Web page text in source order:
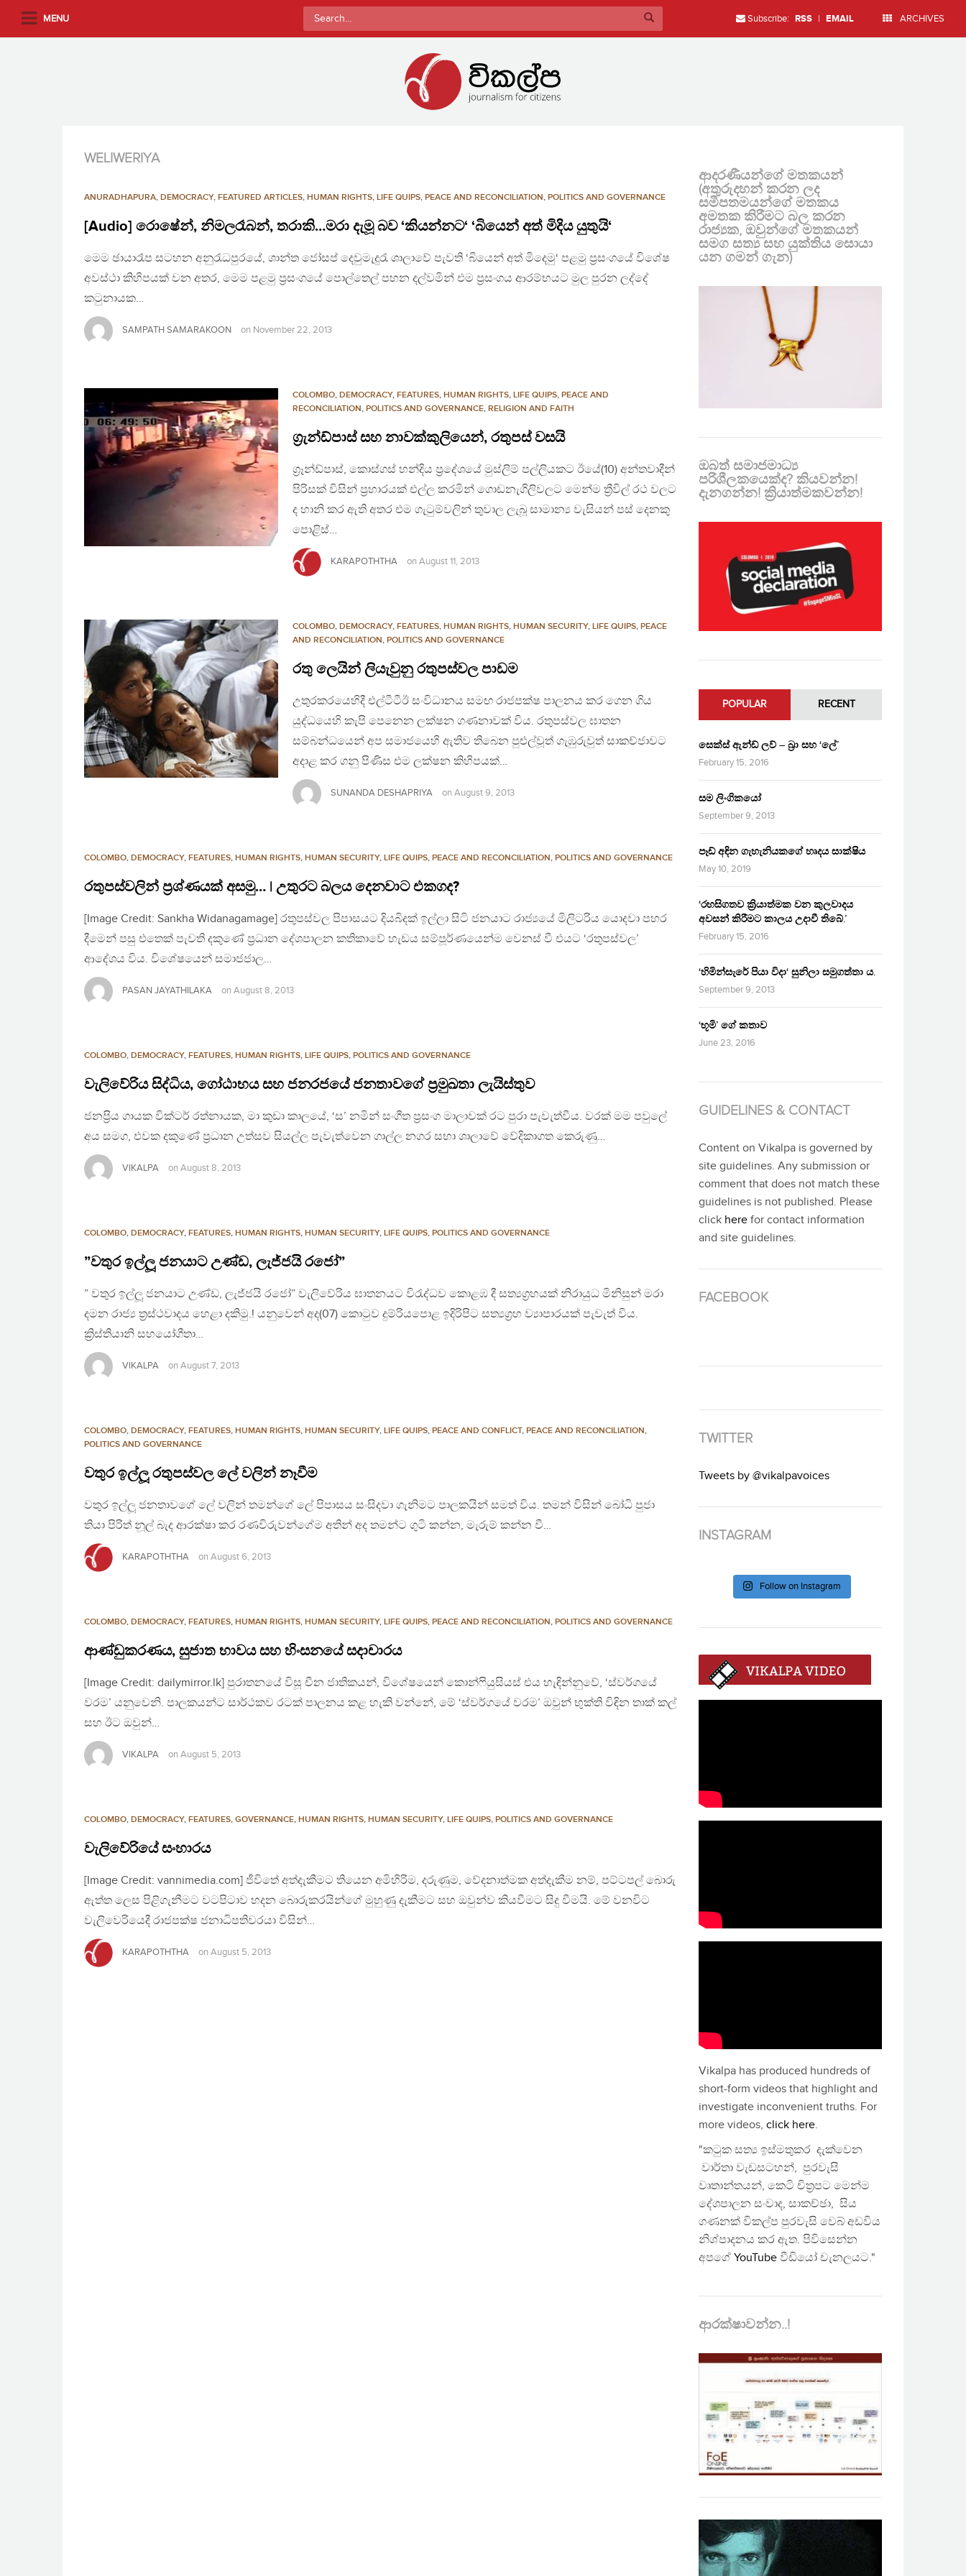
MENU
Search
for:
Subscribe: RSS | EMAIL ARCHIVES
WELIWERIYA
ANURADHAPURA, DEMOCRACY, FEATURED ARTICLES, HUMAN RIGHTS, LIFE QUIPS, PEACE AND RECONCILIATION, POLITICS AND GOVERNANCE
[Audio] රොෂේන්, නිමලරෑබන්, තරාකි…මරා දැමූ බව ‘කියන්නට‘ ‘බියෙන් අත් මිදිය යුතුයි‘
මෙම ඡායාරෑප සටහන අනුරැධපුරයේ, ශාන්ත ජෝසප් දෙවුමැදුරැ ශාලාවේ පැවති ‘බියෙන් අත් මිදෙමු‘ පළමු ප්‍රසංගයේ විශේෂ
අවස්ථා කිහිපයක් වන අතර, මෙම පළමු ප්‍රසංගයේ පොල්තෙල් පහන දල්වමින් එම ප්‍රසංගය ආරම්භයට මුල පුරන ලද්දේ
කටුනායක…
SAMPATH SAMARAKOON on November 22, 2013
COLOMBO, DEMOCRACY, FEATURES, HUMAN RIGHTS, LIFE QUIPS, PEACE AND
RECONCILIATION, POLITICS AND GOVERNANCE, RELIGION AND FAITH
ග්‍රැන්ඩ්පාස් සහ නාවක්කුලියෙන්, රතුපස් වසයි
ග්‍රෑන්ඩ්පාස්, කොස්ගස් හන්දිය ප්‍රදේශයේ මුස්ලිම් පල්ලියකට ඊයේ(10) අන්තවාදීන්
පිරිසක් විසින් ප්‍රහාරයක් එල්ල කරමින් ගොඩනැගිලිවලට මෙන්ම ත්‍රීවිල් රථ වලට
ද හානි කර ඇති අතර එම ගැටුම්වලින් තුවාල ලැබූ සාමාන්‍ය වැසියන් පස් දෙනකු
පොළිස්…
KARAPOTHTHA on August 11, 2013
COLOMBO, DEMOCRACY, FEATURES, HUMAN RIGHTS, HUMAN SECURITY, LIFE QUIPS, PEACE
AND RECONCILIATION, POLITICS AND GOVERNANCE
රතු ලෙයින් ලියැවුනු රතුපස්වල පාඩම
උතුරකරයෙහිදී එල්ටීටීඊ සංවිධානය සමඟ රාජපක්ෂ පාලනය කර ගෙන ගිය
යුද්ධයෙහි කැපි පෙනෙන ලක්ෂන ගණනාවක් විය. රතුපස්වල ඝාතන
සම්බන්ධයෙන් අප සමාජයෙහි ඇතිව තිබෙන පුළුල්වූත් ගැඹුරුවුත් සාකච්ජාවට
අදාළ කර ගනු පිණිස එම ලක්ෂන කිහිපයක්…
SUNANDA DESHAPRIYA on August 9, 2013
COLOMBO, DEMOCRACY, FEATURES, HUMAN RIGHTS, HUMAN SECURITY, LIFE QUIPS, PEACE AND RECONCILIATION, POLITICS AND GOVERNANCE
රතුපස්වලින් ප්‍රශ්ණයක් අසමු… | උතුරට බලය දෙනවාට එකගද?
[Image Credit: Sankha Widanagamage] රතුපස්වල පිපාසයට දියබිදක් ඉල්ලා සිටි ජනයාට රාජ්‍යයේ මිලිටරිය යොදවා පහර
දීමෙන් පසු එතෙක් පැවති දකුණේ ප්‍රධාන දේශපාලන කතිකාවේ හැඩය සම්පූර්ණයෙන්ම වෙනස් වී එයට ‘රතුපස්වල’
ආදේශය විය. විශේෂයෙන් සමාජජාල…
PASAN JAYATHILAKA on August 8, 2013
COLOMBO, DEMOCRACY, FEATURES, HUMAN RIGHTS, LIFE QUIPS, POLITICS AND GOVERNANCE
වැලිවේරිය සිද්ධිය, ගෝඨාභය සහ ජනරජයේ ජනතාවගේ ප‍්‍රමුඛතා ලැයිස්තුව
ජනප‍්‍රිය ගායක වික්ටර් රත්නායක, මා කුඩා කාලයේ, ‘ස’ නමින් සංගීත ප‍්‍රසංග මාලාවක් රට පුරා පැවැත්වීය. වරක් මම පවුලේ
අය සමග, එවක දකුණේ ප‍්‍රධාන උත්සව සියල්ල පැවැත්වෙන ගාල්ල නගර සභා ශාලාවේ වේදිකාගත කෙරුණු…
VIKALPA on August 8, 2013
COLOMBO, DEMOCRACY, FEATURES, HUMAN RIGHTS, HUMAN SECURITY, LIFE QUIPS, POLITICS AND GOVERNANCE
”වතුර ඉල්ලූ ජනයාට උණ්ඩ, ලැජ්ජයි රජෝ”
” වතුර ඉල්ලූ ජනයාට උණ්ඩ, ලැජ්ජයි රජෝ” වැලිවේරිය ඝාතනයට විරැද්ධව කොළඹ දී සත්‍යග්‍රහයක් නිරායුධ මිනිසුන් මරා
දමන රාජ්‍ය ත්‍රස්ථවාදය හෙළා දකිමු.! යනුවෙන් අද(07) කොටුව දුම්රියපොළ ඉදිරිපිට සත්‍යග්‍රහ ව්‍යාපාරයක් පැවැත් විය.
ක්‍රිස්තියානි සහයෝගීතා…
VIKALPA on August 7, 2013
COLOMBO, DEMOCRACY, FEATURES, HUMAN RIGHTS, HUMAN SECURITY, LIFE QUIPS, PEACE AND CONFLICT, PEACE AND RECONCILIATION,
POLITICS AND GOVERNANCE
වතුර ඉල්ලූ රතුපස්වල ලේ වලින් නෑවීම
වතුර ඉල්ලූ ජනතාවගේ ලේ වලින් තමන්ගේ ලේ පිපාසය සංසිදවා ගැනිමට පාලකයින් සමත් විය. තමන් විසින් බෝධි පුජා
තියා පිරිත් නූල් බැද ආරක්ෂා කර රණවිරුවන්ගේම අතින් අද තමන්ට ගුටි කන්න, මැරුම් කන්න වී…
KARAPOTHTHA on August 6, 2013
COLOMBO, DEMOCRACY, FEATURES, HUMAN RIGHTS, HUMAN SECURITY, LIFE QUIPS, PEACE AND RECONCILIATION, POLITICS AND GOVERNANCE
ආණ්ඩුකරණය, සුජාත භාවය සහ හිංසනයේ සදාචාරය
[Image Credit: dailymirror.lk] පුරාතනයේ විසූ චීන ජාතිකයන්, විශේෂයෙන් කොන්ෆියුසියස් එය හැඳින්නුවේ, ‘ස්වර්ගයේ
වරම’ යනුවෙනි. පාලකයන්ට සාර්ථකව රටක් පාලනය කළ හැකි වන්නේ, මේ ‘ස්වර්ගයේ වරම’ ඔවුන් භුක්ති විඳින තාක් කල්
සහ ඊට ඔවුන්…
VIKALPA on August 5, 2013
COLOMBO, DEMOCRACY, FEATURES, GOVERNANCE, HUMAN RIGHTS, HUMAN SECURITY, LIFE QUIPS, POLITICS AND GOVERNANCE
වැලිවේරියේ සංහාරය
[Image Credit: vannimedia.com] ජීවිතේ අත්දැකීමට තියෙන අමිහිරිම, දරුණුම, වේදනාත්මක අත්දැකීම නම්, පට්ටපල් බොරු
ඇත්ත ලෙස පිළිගැනීමට වටපිටාව හදන බොරුකරයින්ගේ මුහුණු දැකීමට සහ ඔවුන්ව කියවීමට සිදු වීමයි. මේ වනවිට
වැලිවෙරියෙදී රාජපක්ෂ ජනාධිපතිවරයා විසින්…
KARAPOTHTHA on August 5, 2013
ආදරණීයන්ගේ මතකයන්
(අතුරුදහන් කරන ලද
සමීපතමයන්ගේ මතකය
අමතක කිරීමට බල කරන
රාජ්‍යක, ඔවුන්ගේ මතකයන්
සමග සත්‍ය සහ යුක්තිය සොයා
යන ගමන් ගැන)
ඔබත් සමාජමාධ්‍ය
පරිශීලකයෙක්ද? කියවන්න!
දැනගන්න! ක්‍රියාත්මකවන්න!
POPULAR RECENT
සෙක්ස් ඇන්ඩ් ලව් – බ්‍රා සහ ‘ලේ’
February 15, 2016
සම ලිංගිකයෝ
September 9, 2013
පෑඩ් අඳින ගැහැනියකගේ හෘදය සාක්ෂිය
May 10, 2019
‘රහසිගතව ක්‍රියාත්මක වන කුලවාදය
අවසන් කිරීමට කාලය උදාවී තිබේ.’
February 15, 2016
‘හිමින්සැරේ පියා විදා‘ සුනිලා සමුගත්තා ය.
September 9, 2013
‘භූමි’ ගේ කතාව
June 23, 2016
GUIDELINES & CONTACT
Content on Vikalpa is governed by
site guidelines. Any submission or
comment that does not match these
guidelines is not published. Please
click here for contact information
and site guidelines.
FACEBOOK
TWITTER
Tweets by @vikalpavoices
INSTAGRAM
Follow on Instagram
Vikalpa has produced hundreds of
short-form videos that highlight and
investigate inconvenient truths. For
more videos, click here.
"කටුක සත්‍ය ඉස්මතුකර දැක්වෙන
වාර්තා වැඩසටහන්, පුරවැසි
වෘතාන්තයන්, කෙටි චිත්‍රපට මෙන්ම
දේශපාලන සංවාද, සාකච්ඡා, සිය
ගණනක් විකල්ප පුරවැසි වෙබ් අඩවිය
නිශ්පාදනය කර ඇත. පිවිසෙන්න
අපගේ YouTube වීඩියෝ චැනලයට."
ආරක්ෂාවන්න..!